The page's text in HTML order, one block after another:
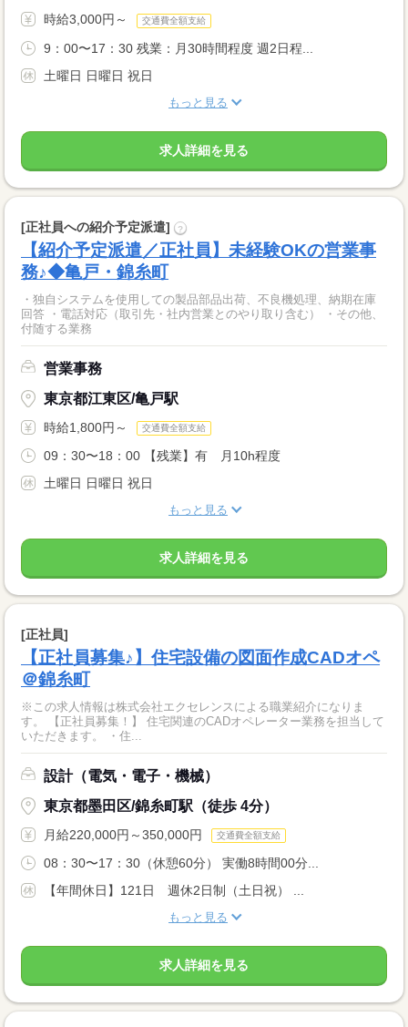
時給3,000円～ 交通費全額支給
9：00〜17：30 残業：月30時間程度 週2日程...
土曜日 日曜日 祝日
もっと見る
求人詳細を見る
[正社員への紹介予定派遣] ?
【紹介予定派遣／正社員】未経験OKの営業事
務♪◆亀戸・錦糸町
・独自システムを使用しての製品部品出荷、不良機処理、納期在庫
回答 ・電話対応（取引先・社内営業とのやり取り含む） ・その他、
付随する業務
営業事務
東京都江東区/亀戸駅
時給1,800円～ 交通費全額支給
09：30〜18：00 【残業】有 月10h程度
土曜日 日曜日 祝日
もっと見る
求人詳細を見る
[正社員]
【正社員募集♪】住宅設備の図面作成CADオペ
＠錦糸町
※この求人情報は株式会社エクセレンスによる職業紹介になりま
す。 【正社員募集！】 住宅関連のCADオペレーター業務を担当して
いただきます。 ・住...
設計（電気・電子・機械）
東京都墨田区/錦糸町駅（徒歩 4分）
月給220,000円～350,000円 交通費全額支給
08：30〜17：30（休憩60分） 実働8時間00分...
【年間休日】121日 週休2日制（土日祝） ...
もっと見る
求人詳細を見る